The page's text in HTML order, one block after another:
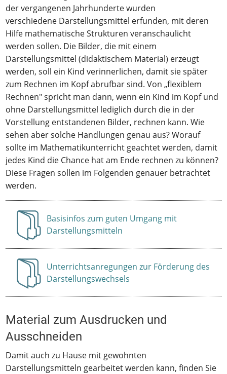
der vergangenen Jahrhunderte wurden
verschiedene Darstellungsmittel erfunden, mit deren
Hilfe mathematische Strukturen veranschaulicht
werden sollen. Die Bilder, die mit einem
Darstellungsmittel (didaktischem Material) erzeugt
werden, soll ein Kind verinnerlichen, damit sie später
zum Rechnen im Kopf abrufbar sind. Von „flexiblem
Rechnen" spricht man dann, wenn ein Kind im Kopf und
ohne Darstellungsmittel lediglich durch die in der
Vorstellung entstandenen Bilder, rechnen kann. Wie
sehen aber solche Handlungen genau aus? Worauf
sollte im Mathematikunterricht geachtet werden, damit
jedes Kind die Chance hat am Ende rechnen zu können?
Diese Fragen sollen im Folgenden genauer betrachtet
werden.
Anzeigen
Basisinfos zum guten Umgang mit
Darstellungsmitteln
Anzeigen
Unterrichtsanregungen zur Förderung des
Darstellungswechsels
Material zum Ausdrucken und
Ausschneiden
Damit auch zu Hause mit gewohnten
Darstellungsmitteln gearbeitet werden kann, finden Sie